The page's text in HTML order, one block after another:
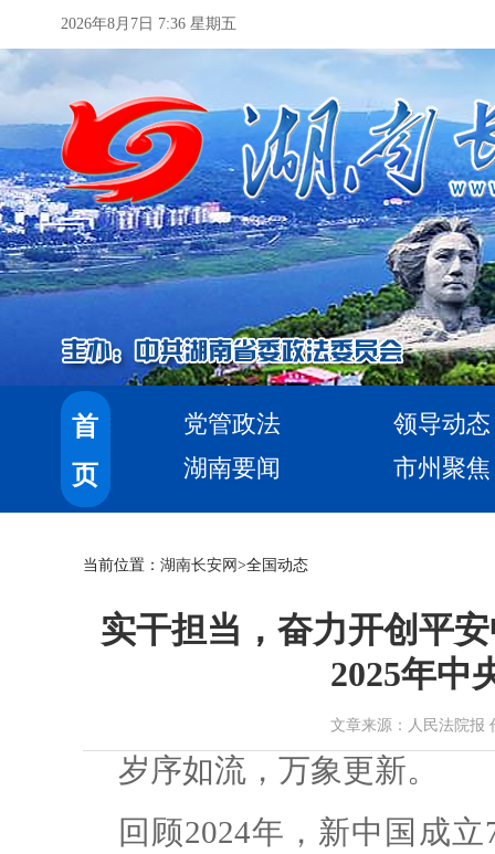
2026年8月7日 7:36 星期五
首
页
党管政法
领导动态
湖南要闻
市州聚焦
当前位置： 湖南长安网 >全国动态
实干担当，奋力开创平
2025年中
文章来源：人民法院报
岁序如流，万象更新。
回顾2024年，新中国成